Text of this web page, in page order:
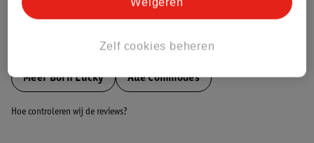
MeerBorn Lucky Alle Commodes
Hoe controleren wij de reviews?
Zelf cookies beheren